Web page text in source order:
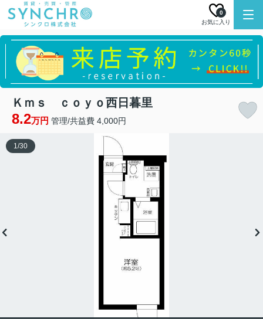
お気に入り
0
Ｋｍｓ ｃｏｙｏ西日暮里
8.2万円 管理/共益費 4,000円
1 /30